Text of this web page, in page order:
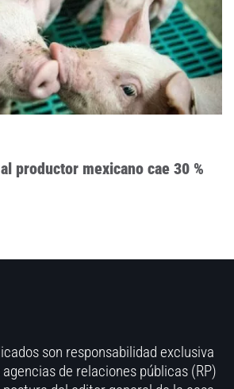
productor mexicano cae 30 %
son responsabilidad exclusiva
de relaciones públicas (RP)